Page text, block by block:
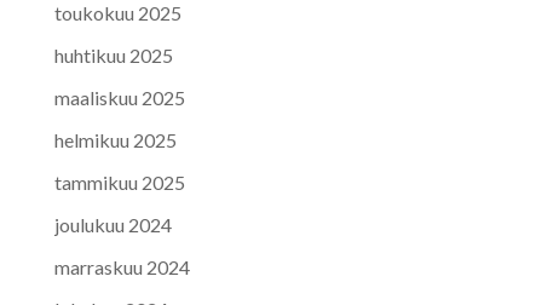
toukokuu 2025
huhtikuu 2025
maaliskuu 2025
helmikuu 2025
tammikuu 2025
joulukuu 2024
marraskuu 2024